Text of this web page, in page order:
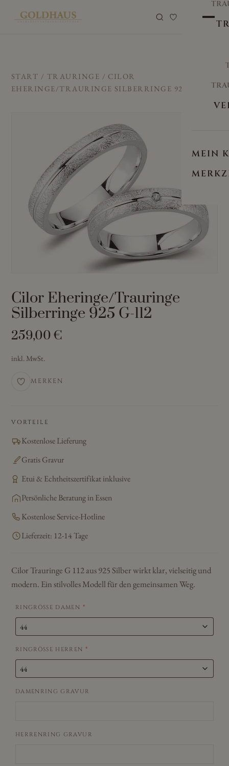
MEIN
START / TRAURINGE / CILOR
EHERINGE/TRAURINGE SILBERRINGE 925 G-112
Cilor Eheringe/Trauringe
Silberringe 925 G-112
259,00 €
inkl. MwSt.
MERKEN
VORTEILE
Kostenlose Lieferung
Gratis Gravur
Etui & Echtheitszertifikat inklusive
Persönliche Beratung in Essen
Kostenlose Service-Hotline
Lieferzeit: 12-14 Tage
Cilor Trauringe G 112 aus 925 Silber wirkt klar, vielseitig und
modern. Ein stilvolles Modell für den gemeinsamen Weg.
RINGRÖSSE DAMEN *
RINGRÖSSE HERREN *
DAMENRING GRAVUR
HERRENRING GRAVUR